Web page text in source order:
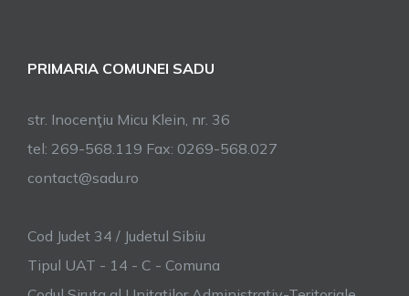
PRIMARIA COMUNEI SADU
str. Inocenţiu Micu Klein, nr. 36
tel: 269-568.119 Fax: 0269-568.027
contact@sadu.ro
Cod Judet 34 / Judetul Sibiu
Tipul UAT - 14 - C - Comuna